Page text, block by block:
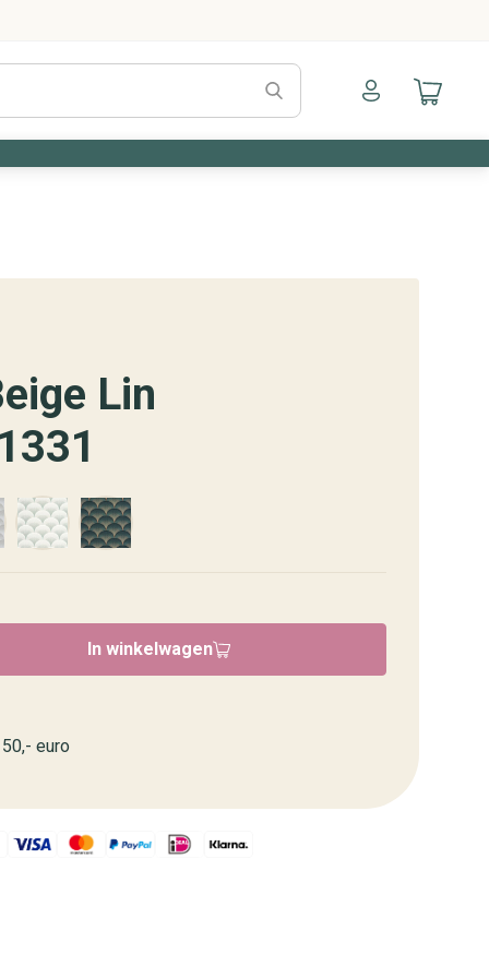
Naar mijn account
Naar mijn
Lin
In winkelwagen
euro